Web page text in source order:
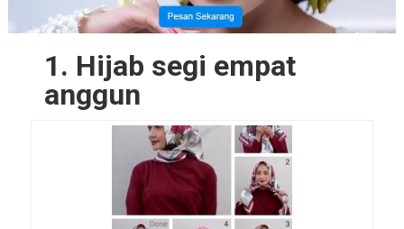
1. Hijab segi empat
anggun